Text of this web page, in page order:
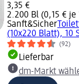
3,35 €
2.200 Bl (0,15 € je
Sanft&Sicher
(10x220 Blatt), 10
(92)
Lieferbar
dm-Markt